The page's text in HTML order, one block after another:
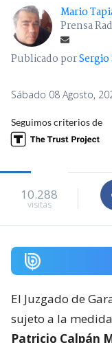
Mario
Prensa
Publicado por
Sábado 08 Agosto,
Seguimos criterios de
10.288
visitas
El Juzgado de
sujeto a la
Patricio Calpán